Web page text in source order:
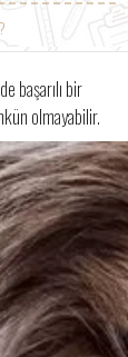
başarılı bir
olmayabilir.